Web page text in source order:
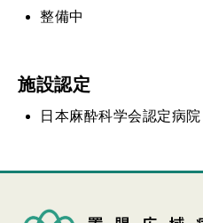
整備中
施設認定
日本麻酔科学会認定病院